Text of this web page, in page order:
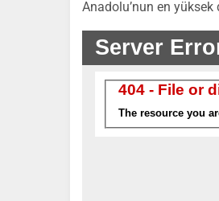
Anadolu’nun en yüksek